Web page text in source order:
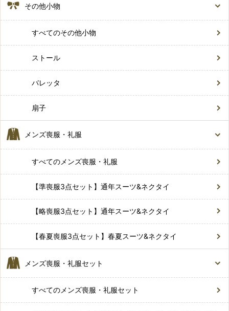
その他小物
すべてのその他小物
ストール
バレッタ
扇子
メンズ喪服・礼服
すべてのメンズ喪服・礼服
【準喪服3点セット】通年スーツ&ネクタイ
【略喪服3点セット】通年スーツ&ネクタイ
【春夏喪服3点セット】春夏スーツ&ネクタイ
メンズ喪服・礼服セット
すべてのメンズ喪服・礼服セット